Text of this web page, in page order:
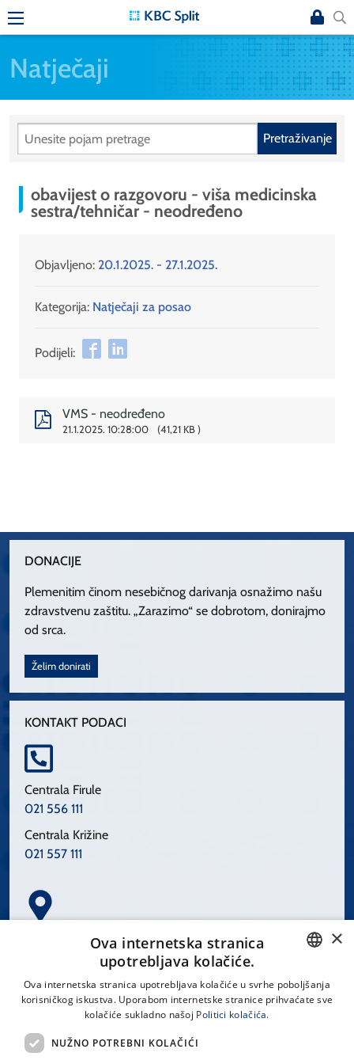
Natječaji
Pretraživanje
obavijest o razgovoru - viša medicinska
sestra/tehničar - neodređeno
Objavljeno: 20.1.2025. - 27.1.2025.
Kategorija: Natječaji za posao
Podijeli:
VMS - neodređeno
21.1.2025. 10:28:00 41,21 KB
DONACIJE
Plemenitim činom nesebičnog darivanja osnažimo našu
zdravstvenu zaštitu. „Zarazimo“ se dobrotom, donirajmo
od srca.
Želim donirati
KONTAKT PODACI
Centrala Firule
021 556 111
Centrala Križine
021 557 111
Spinčićeva 1, 21000 Split
CROATIAN
×
Ova internetska stranica
upotrebljava kolačiće.
Ova internetska stranica upotrebljava kolačiće u svrhe poboljšanja
korisničkog iskustva. Uporabom internetske stranice prihvaćate sve
kolačiće sukladno našoj Politici kolačića.
NUŽNO POTREBNI KOLAČIĆI